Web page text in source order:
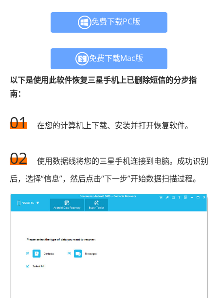
免费下载PC版
免费下载Mac版
以下是使用此软件恢复三星手机上已删除短信的分步指
南：
01 在您的计算机上下载、安装并打开恢复软件。
02
使用数据线将您的三星手机连接到电脑。成功识别
后，选择“信息”，然后点击“下一步”开始数据扫描过程。